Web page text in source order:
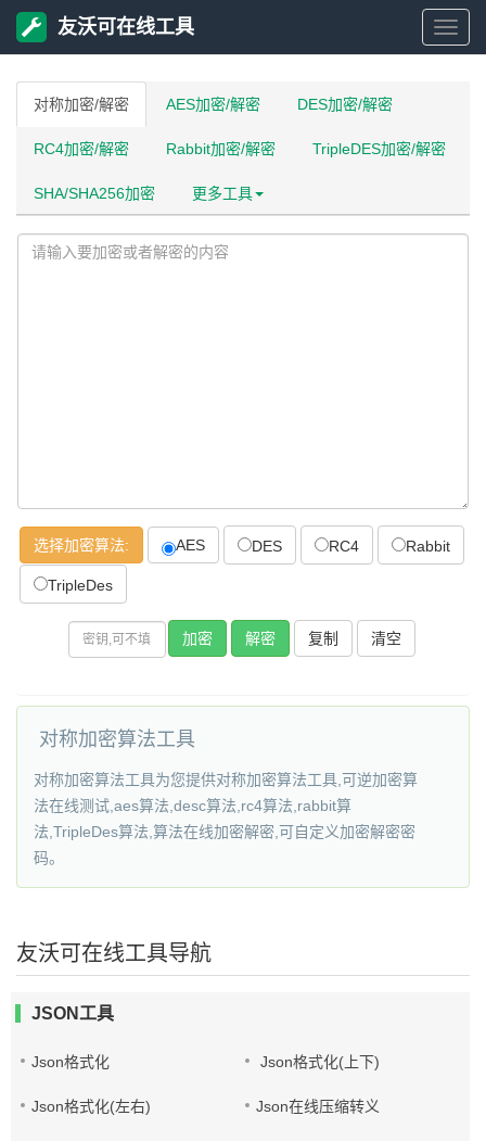
友
可
友沃可在线工具
对称加密/解密 AES加密/解密 DES加密/解密
RC4加密/解密 Rabbit加密/解密 TripleDES加密/解密
SHA/SHA256加密 更多工具
选择加密算法: AES DES RC4 Rabbit
TripleDes
复制
对称加密算法工具
对称加密算法工具为您提供对称加密算法工具,可逆加密算
法在线测试,aes算法,desc算法,rc4算法,rabbit算
法,TripleDes算法,算法在线加密解密,可自定义加密解密密
码。
友沃可在线工具导航
JSON工具
Json格式化 Json格式化(上下)
Json格式化(左右) Json在线压缩转义